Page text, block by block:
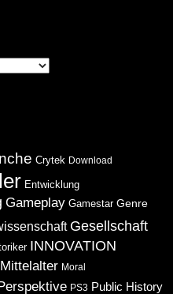
Crytek Download
Entwicklung
Gameplay Gamestar Genre
Gesellschaft
INNOVATION
Mittelalter Moral
PS3 Public History